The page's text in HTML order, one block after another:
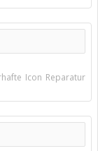
Icon Reparatur